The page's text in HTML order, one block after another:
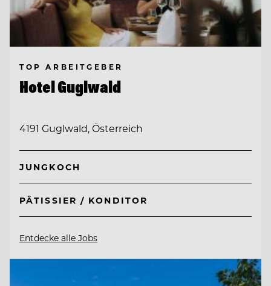
TOP ARBEITGEBER
Hotel Guglwald
4191 Guglwald, Österreich
JUNGKOCH
PÂTISSIER / KONDITOR
Entdecke alle Jobs